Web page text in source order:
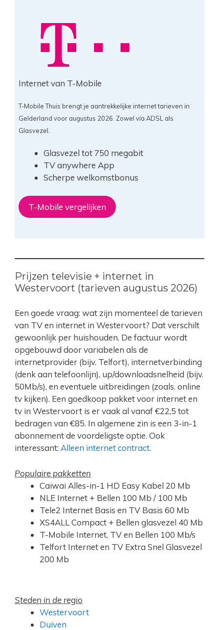
Internet van T-Mobile
T-Mobile Thuis brengt je aantrekkelijke internet tarieven in
Gelderland voor augustus 2026. Zowel via ADSL als
Glasvezel.
Glasvezel tot 750 megabit
TV anywhere App
Scherpe welkomstbonus
T-Mobile vergelijken
Prijzen televisie + internet in
Westervoort (tarieven augustus 2026)
Een goede vraag: wat zijn momenteel de tarieven
van TV en internet in Westervoort? Dat verschilt
gewoonlijk per huishouden. De factuur wordt
opgebouwd door variabelen als de
internetprovider (bijv. Telfort), internetverbinding
(denk aan telefoonlijn), up/downloadsnelheid (bijv.
50Mb/s), en eventuele uitbreidingen (zoals. online
tv kijken). Een goedkoop pakket voor internet en
tv in Westervoort is er vaak al vanaf €22,5 tot
bedragen van €85. In algemene zin is een 3-in-1
abonnement de voordeligste optie. Ook
interessant: Alleen internet contract.
Populaire pakketten
Caiwai Alles-in-1 HD Easy Kabel 20 Mb
NLE Internet + Bellen 100 Mb / 100 Mb
Tele2 Internet Basis en TV Basis 60 Mb
XS4ALL Compact + Bellen glasvezel 40 Mb
T-Mobile Internet, TV en Bellen 100 Mb/s
Telfort Internet en TV Extra Snel Glasvezel
200 Mb
Steden in de regio
Westervoort
Duiven